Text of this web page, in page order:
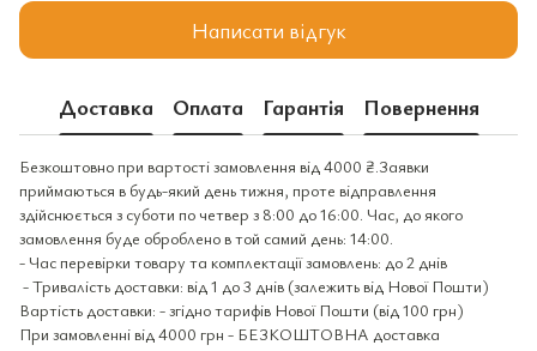
Написати відгук
Доставка Оплата Гарантія Повернення
Безкоштовно при вартості замовлення від 4000 ₴.Заявки
приймаються в будь-який день тижня, проте відправлення
здійснюється з суботи по четвер з 8:00 до 16:00. Час, до якого
замовлення буде оброблено в той самий день: 14:00.
- Час перевірки товару та комплектації замовлень: до 2 днів
- Тривалість доставки: від 1 до 3 днів (залежить від Нової Пошти)
Вартість доставки: - згідно тарифів Нової Пошти (від 100 грн)
При замовленні від 4000 грн - БЕЗКОШТОВНА доставка